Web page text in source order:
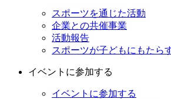
スポーツを通じた活動
企業との共催事業
活動報告
スポーツが子どもにもたら
イベントに参加する
イベントに参加する